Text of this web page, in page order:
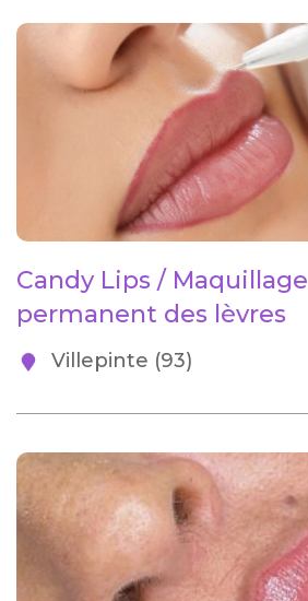
Candy Lips / Maquillage
permanent des lèvres
Villepinte (93)